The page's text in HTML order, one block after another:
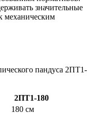
значительные
механическим
пандуса 2ПТ1-
2ПТ1-180
180 см